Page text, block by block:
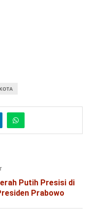
Putih Presisi di
Prabowo